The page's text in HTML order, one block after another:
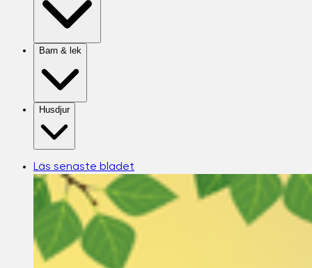
Barn & lek
Husdjur
Läs senaste bladet